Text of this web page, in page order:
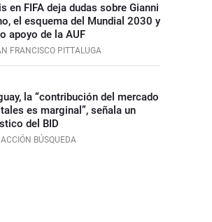
en FIFA deja dudas sobre Gianni
el esquema del Mundial 2030 y
apoyo de la AUF
FRANCISCO PITTALUGA
la “contribución del mercado
es marginal”, señala un
del BID
BÚSQUEDA